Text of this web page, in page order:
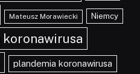
Mateusz Morawiecki Niemcy
koronawirusa
plandemia koronawirusa